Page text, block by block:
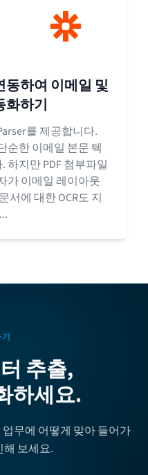
동하여 이메일 및
화하기
를 제공합니다.
순한 이메일 본문 텍
하지만 PDF 첨부파일
가 이메일 레이아웃
서에 대한 OCR도 지
추출,
하세요.
무에 어떻게 맞아 들어가
해 보세요.